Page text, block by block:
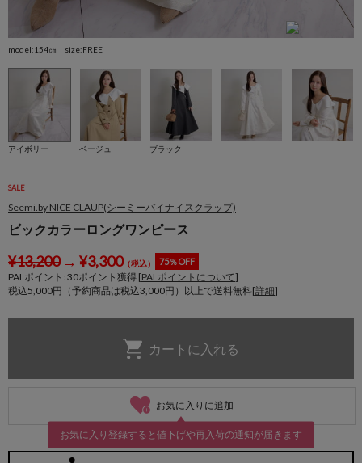
model:154㎝ size:FREE
アイボリー ベージュ ブラック
SALE
Seemi.by NICE CLAUP(シーミーバイナイスクラップ)
ビックカラーロングワンピース
¥13,200→ ¥3,300（税込） 75％OFF
PALポイント: 30ポイント獲得 [PALポイントについて]
税込5,000円（予約商品は税込3,000円）以上で送料無料[詳細]
お気に入りに追加
お気に入り登録すると値下げや再入荷の通知が届きます